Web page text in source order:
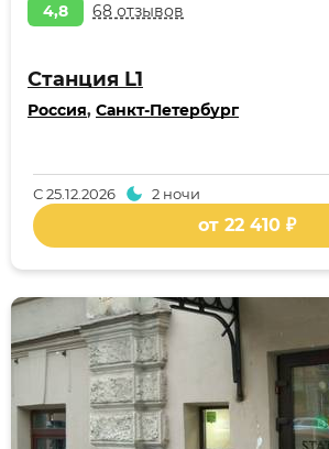
4,8 68 отзывов
Станция L1
Россия, Санкт-Петербург
С25.12.2026 2 ночи
от 22 410 ₽